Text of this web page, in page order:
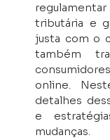
tributária e
justa com o
também
online.
detalhes
e
mudanças.